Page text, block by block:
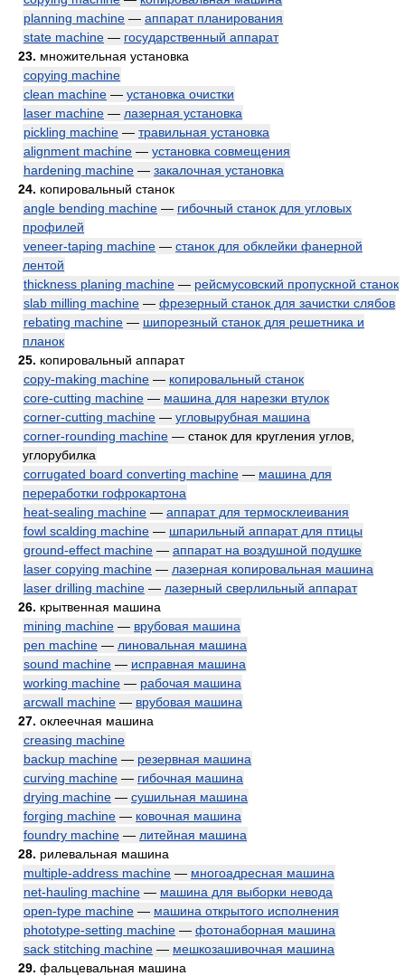
planning machine — аппарат планирования
state machine — государственный аппарат
23. множительная установка
copying machine
clean machine — установка очистки
laser machine — лазерная установка
pickling machine — травильная установка
alignment machine — установка совмещения
hardening machine — закалочная установка
24. копировальный станок
angle bending machine — гибочный станок для угловых
профилей
veneer-taping machine — станок для обклейки фанерной
лентой
thickness planing machine — рейсмусовский пропускной станок
slab milling machine — фрезерный станок для зачистки слябов
rebating machine — шипорезный станок для решетника и
планок
25. копировальный аппарат
copy-making machine — копировальный станок
core-cutting machine — машина для нарезки втулок
corner-cutting machine — угловырубная машина
corner-rounding machine — станок для кругления углов,
углорубилка
corrugated board converting machine — машина для
переработки гофрокартона
heat-sealing machine — аппарат для термосклеивания
fowl scalding machine — шпарильный аппарат для птицы
ground-effect machine — аппарат на воздушной подушке
laser copying machine — лазерная копировальная машина
laser drilling machine — лазерный сверлильный аппарат
26. крытвенная машина
mining machine — врубовая машина
pen machine — линовальная машина
sound machine — исправная машина
working machine — рабочая машина
arcwall machine — врубовая машина
27. оклеечная машина
creasing machine
backup machine — резервная машина
curving machine — гибочная машина
drying machine — сушильная машина
forging machine — ковочная машина
foundry machine — литейная машина
28. рилевальная машина
multiple-address machine — многоадресная машина
net-hauling machine — машина для выборки невода
open-type machine — машина открытого исполнения
phototype-setting machine — фотонаборная машина
sack stitching machine — мешкозашивочная машина
29. фальцевальная машина